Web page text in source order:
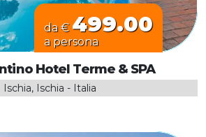
da € 499.00
a persona
Hotel Terme & SPA
Ischia, Ischia - Italia